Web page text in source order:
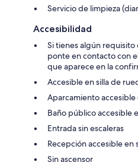
Servicio de limpieza
Accesibilidad
Si tienes algún
ponte en contacto con
que aparece en la
Accesible en silla de
Aparcamiento accesible
Baño público accesible
Entrada sin escaleras
Recepción accesible en
Sin ascensor